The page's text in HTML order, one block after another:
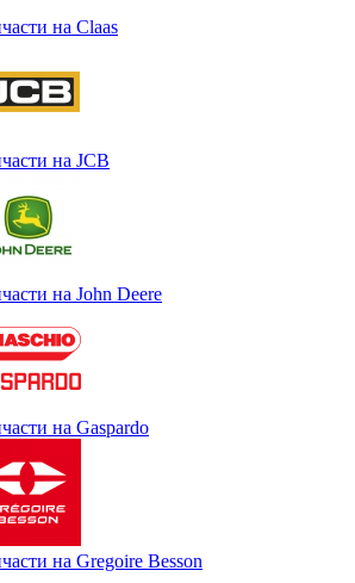
на Сlaas
на JCB
на John Deere
на Gaspardo
на Gregoire Besson